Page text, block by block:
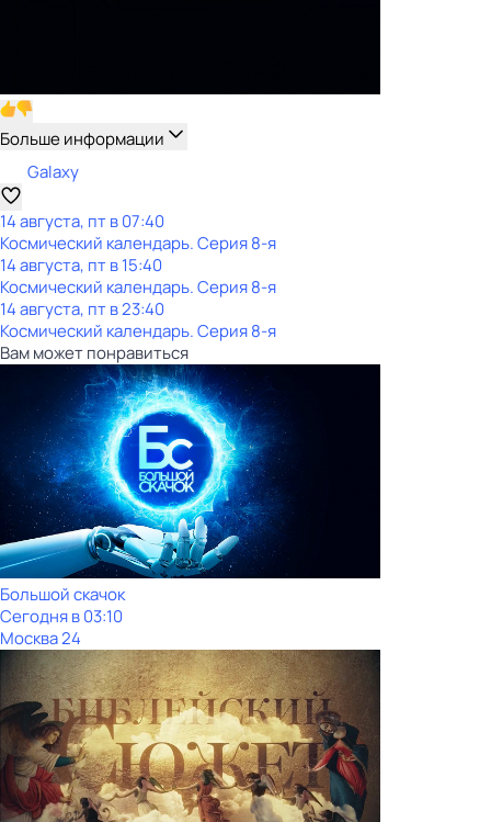
Больше информации
Galaxy
14 августа, пт в 07:40
Космический календарь. Серия 8-я
14 августа, пт в 15:40
Космический календарь. Серия 8-я
14 августа, пт в 23:40
Космический календарь. Серия 8-я
Вам может понравиться
Большой скачок
Сегодня в 03:10
Москва 24